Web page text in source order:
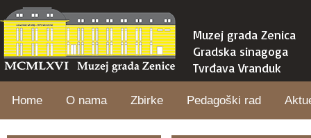
Muzej grada Zenica
Gradska sinagoga
Tvrđava Vranduk
Home O nama Zbirke Pedagoški rad